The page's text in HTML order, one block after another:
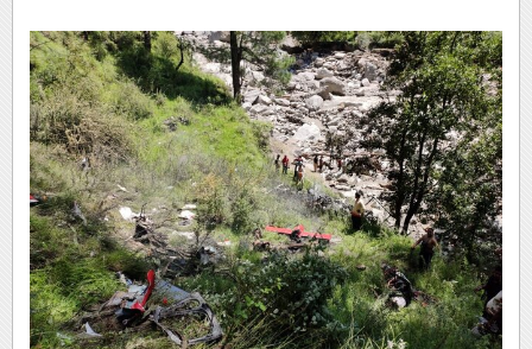
فناوری
گوناگون
حوادث
محیط زیست
سلامت
فرهنگی
بین الملل
روانشناسی
آشپزی
دانلود